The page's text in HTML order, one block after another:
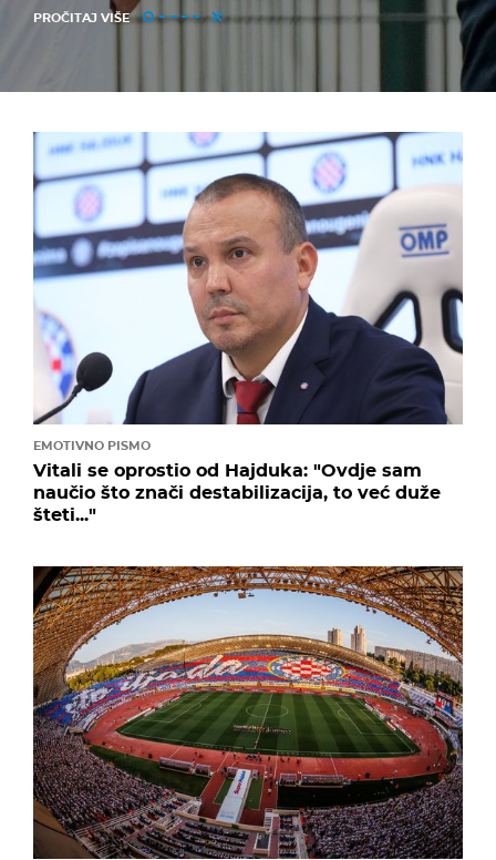
PROČITAJ VIŠE
EMOTIVNO PISMO
Vitali se oprostio od Hajduka: "Ovdje sam
naučio što znači destabilizacija, to već duže
šteti..."